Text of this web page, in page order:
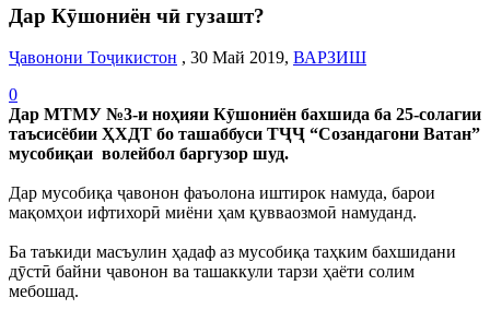
Дар Кӯшониён чӣ гузашт?
Ҷавонони Тоҷикистон , 30 Май 2019, ВАРЗИШ
0
Дар МТМУ №3-и ноҳияи Кӯшониён бахшида ба 25-солагии
таъсисёбии ҲХДТ бо ташаббуси ТҶҶ “Созандагони Ватан”
мусобиқаи волейбол баргузор шуд.
Дар мусобиқа ҷавонон фаъолона иштирок намуда, барои
мақомҳои ифтихорӣ миёни ҳам қувваозмоӣ намуданд.
Ба таъкиди масъулин ҳадаф аз мусобиқа таҳким бахшидани
дӯстӣ байни ҷавонон ва ташаккули тарзи ҳаёти солим
мебошад.